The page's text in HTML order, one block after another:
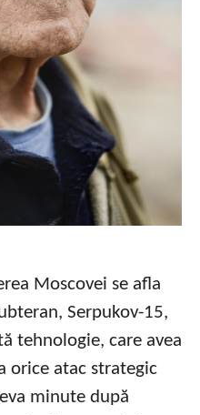
Moscovei se afla
Serpukov-15,
tehnologie, care avea
orice atac strategic
minute după